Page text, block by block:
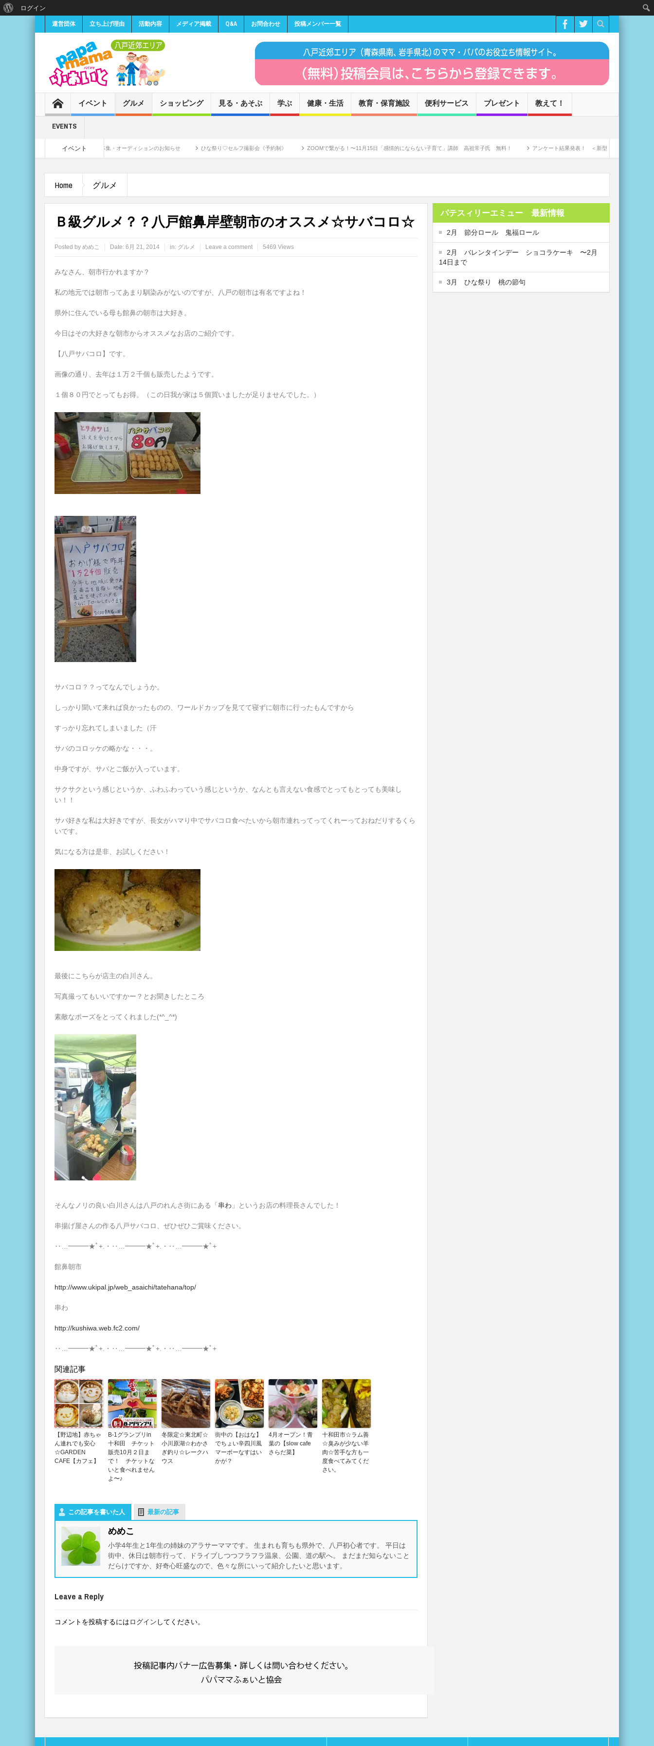
運営団体 立ち上げ理由 活動内容 メディア掲載 Q&A お問合わせ 投稿メンバー一覧
イベント グルメ ショッピング 見る・あそぶ 学ぶ 健康・生活 教育・保育施設 便利サービス プレゼント 教えて！
EVENTS
イベント
小学生女子CMモデル募集・オーディションのお知らせ ひな祭り♡セルフ撮影会《予約制》 ZOOMで繋がる！〜11月15日「感情的にならない子育て」講師 高祖常子氏 無料！ アンケート結果発表！ ＜新型コロナウィルスによる家庭への
Home グルメ
Ｂ級グルメ？？八戸館鼻岸壁朝市のオススメ☆サバコロ☆
Posted by めめこ Date: 6月 21, 2014 in: グルメ Leave a comment 5469 Views
みなさん、朝市行かれますか？
私の地元では朝市ってあまり馴染みがないのですが、八戸の朝市は有名ですよね！
県外に住んでいる母も館鼻の朝市は大好き。
今日はその大好きな朝市からオススメなお店のご紹介です。
【八戸サバコロ】です。
画像の通り、去年は１万２千個も販売したようです。
１個８０円でとってもお得。（この日我が家は５個買いましたが足りませんでした。）
サバコロ？？ってなんでしょうか。
しっかり聞いて来れば良かったものの、ワールドカップを見てて寝ずに朝市に行ったもんですから
すっかり忘れてしまいました（汗
サバのコロッケの略かな・・・。
中身ですが、サバとご飯が入っています。
サクサクという感じというか、ふわふわっていう感じというか、なんとも言えない食感でとってもとっても美味し
い！！
サバ好きな私は大好きですが、長女がハマり中でサバコロ食べたいから朝市連れってってくれーっておねだりするくら
いです。
気になる方は是非、お試しください！
最後にこちらが店主の白川さん。
写真撮ってもいいですかー？とお聞きしたところ
素敵なポーズをとってくれました(*^_^*)
そんなノリの良い白川さんは八戸のれんさ街にある「 串わ 」というお店の料理長さんでした！
串揚げ屋さんの作る八戸サバコロ、ぜひぜひご賞味ください。
‥…━━━★ﾟ+.・‥…━━━★ﾟ+.・‥…━━━★ﾟ+
館鼻朝市
http://www.ukipal.jp/web_asaichi/tatehana/top/
串わ
http://kushiwa.web.fc2.com/
‥…━━━★ﾟ+.・‥…━━━★ﾟ+.・‥…━━━★ﾟ+
関連記事
【野辺地】赤ちゃ
ん連れでも安心
☆GARDEN
CAFE【カフェ】
B-1グランプリin
十和田 チケット
販売10月２日ま
で！ チケットな
いと食べれません
よ〜♪
冬限定☆東北町☆
小川原湖☆わかさ
ぎ釣り☆レークハ
ウス
街中の【おはな】
でちょい辛四川風
マーボーなすはい
かが？
4月オープン！青
葉の【slow cafe
さらだ菜】
十和田市☆ラム善
☆臭みが少ない羊
肉☆苦手な方も一
度食べてみてくだ
さい。
この記事を書いた人 最新の記事
めめこ
小学4年生と1年生の姉妹のアラサーママです。 生まれも育ちも県外で、八戸初心者です。 平日は
街中、休日は朝市行って、ドライブしつつフラフラ温泉、公園、道の駅へ。 まだまだ知らないこと
だらけですか、好奇心旺盛なので、色々な所にいって紹介したいと思います。
Leave a Reply
コメントを投稿するにはログイン してください。
パテスィリーエミュー 最新情報
2月 節分ロール 鬼福ロール
2月 バレンタインデー ショコラケーキ 〜2月
14日まで
3月 ひな祭り 桃の節句
ログイン